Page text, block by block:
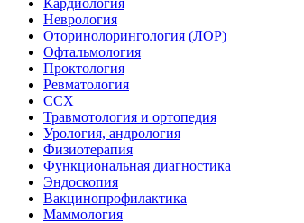
Кардиология
Неврология
Оторинолорингология (ЛОР)
Офтальмология
Проктология
Ревматология
ССХ
Травмотология и ортопедия
Урология, андрология
Физиотерапия
Функциональная диагностика
Эндоскопия
Вакцинопрофилактика
Маммология